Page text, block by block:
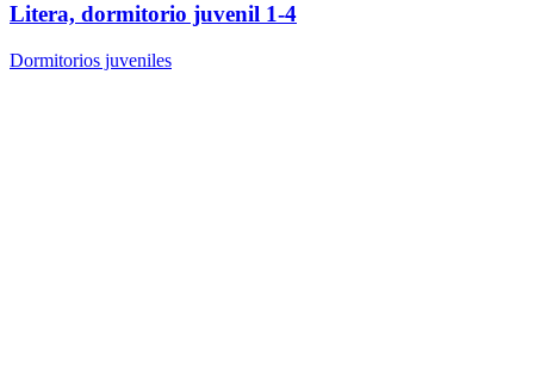
Litera, dormitorio juvenil 1-4
Dormitorios juveniles